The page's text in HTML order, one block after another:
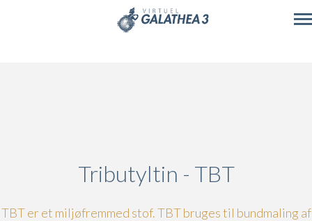
Tributyltin - TBT
TBT er et miljøfremmed stof. TBT bruges til bundmaling af